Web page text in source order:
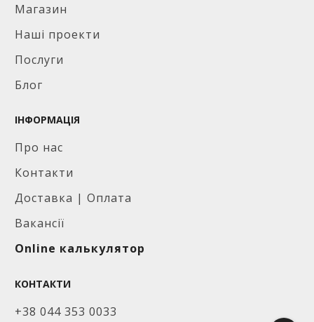
Магазин
Наші проекти
Послуги
Блог
ІНФОРМАЦІЯ
Про нас
Контакти
Доставка | Оплата
Вакансії
Online калькулятор
КОНТАКТИ
+38 044 353 0033